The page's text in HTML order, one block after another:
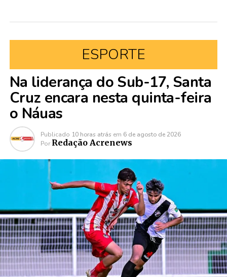
ESPORTE
Na liderança do Sub-17, Santa
Cruz encara nesta quinta-feira
o Náuas
Publicado 10 horas atrás em 6 de agosto de 2026
Por Redação Acrenews